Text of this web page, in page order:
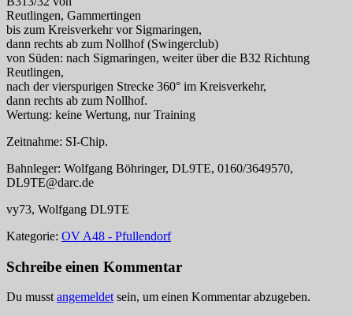
Reutlingen, Gammertingen
bis zum Kreisverkehr vor Sigmaringen,
dann rechts ab zum Nollhof (Swingerclub)
von Süden: nach Sigmaringen, weiter über die B32 Richtung
Reutlingen,
nach der vierspurigen Strecke 360° im Kreisverkehr,
dann rechts ab zum Nollhof.
Wertung: keine Wertung, nur Training
Zeitnahme: SI-Chip.
Bahnleger: Wolfgang Böhringer, DL9TE, 0160/3649570,
DL9TE@darc.de
vy73, Wolfgang DL9TE
Kategorie: OV A48 - Pfullendorf
Schreibe einen Kommentar
Du musst angemeldet sein, um einen Kommentar abzugeben.